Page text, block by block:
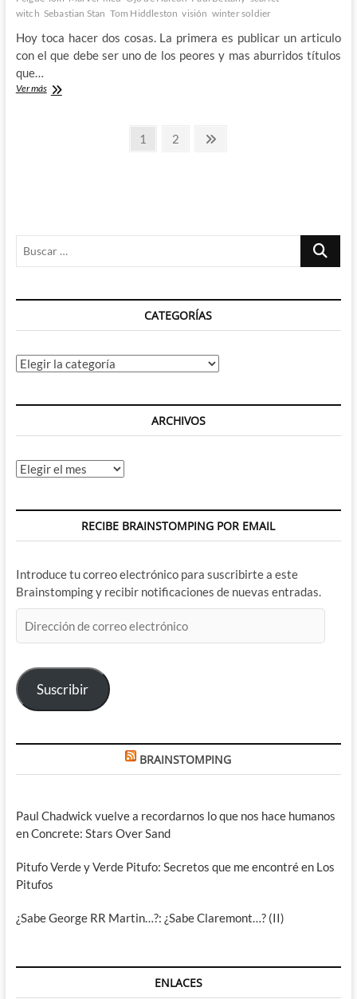
witch Sebastian Stan Tom Hiddleston visión winter soldier
Hoy toca hacer dos cosas. La primera es publicar un articulo
con el que debe ser uno de los peores y mas aburridos títulos
que…
Ver másEspeculando
de
Página
1 Página
2
Buscar
CATEGORÍAS
Categorías
ARCHIVOS
Archivos
RECIBE BRAINSTOMPING POR EMAIL
Introduce tu correo electrónico para suscribirte a este
Brainstomping y recibir notificaciones de nuevas entradas.
de
electrónico
Suscribir
BRAINSTOMPING
Paul Chadwick vuelve a recordarnos lo que nos hace humanos
en Concrete: Stars Over Sand
Pitufo Verde y Verde Pitufo: Secretos que me encontré en Los
Pitufos
¿Sabe George RR Martin…?: ¿Sabe Claremont…? (II)
ENLACES